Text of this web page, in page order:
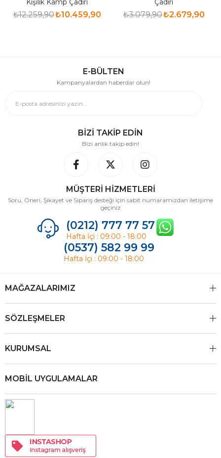
Kişilik Kamp Çadırı
₺10.459,90
₺12.259,90
Çadırı
₺2.679,90
₺3.079,90
E-BÜLTEN
Kampanyalardan haberdar olun!
BİZİ TAKİP EDİN
Bizi anlık takip edin!
MÜŞTERİ HİZMETLERİ
Soru, Öneri, Şikayet ve Sipariş desteği için sabit numaramızdan iletişime
geçiniz
(0212) 777 77 57
Hafta İçi : 09:00 - 18:00
(0537) 582 99 99
Hafta İçi : 09:00 - 18:00
MAĞAZALARIMIZ
SÖZLEŞMELER
KURUMSAL
MOBİL UYGULAMALAR